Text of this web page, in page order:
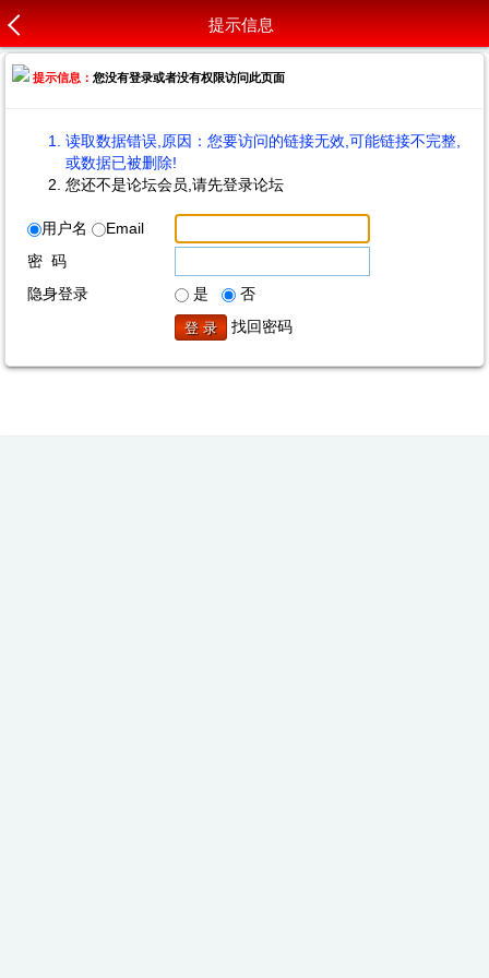
提示信息
提示信息：您没有登录或者没有权限访问此页面
读取数据错误,原因：您要访问的链接无效,可能链接不完整,
或数据已被删除!
您还不是论坛会员,请先登录论坛
用户名
Email
密 码
隐身登录
是
否
找回密码